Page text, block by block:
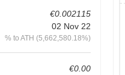
€0.002115
02 Nov 22
% to ATH (5,662,580.18%)
€0.00